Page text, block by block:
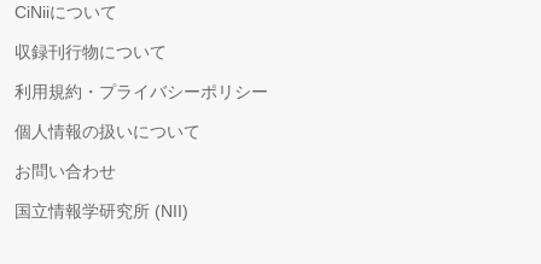
CiNiiについて
収録刊行物について
利用規約・プライバシーポリシー
個人情報の扱いについて
お問い合わせ
国立情報学研究所 (NII)